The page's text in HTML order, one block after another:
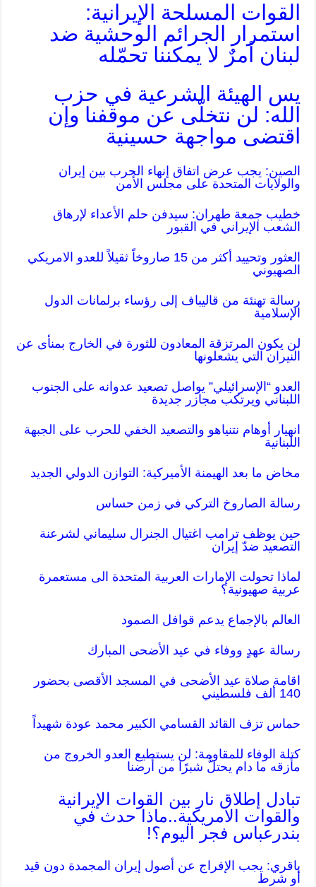
القوات المسلحة الإيرانية:
استمرار الجرائم الوحشية ضد
لبنان أمرٌ لا يمكننا تحمّله
يس الهيئة الشرعية في حزب
الله: لن نتخلّى عن موقفنا وإن
اقتضى مواجهة حسينية
الصين: يجب عرض اتفاق إنهاء الحرب بين إيران
والولايات المتحدة على مجلس الأمن
خطيب جمعة طهران: سیدفن حلم الأعداء لإرهاق
الشعب الإيراني في القبور
العثور وتحييد أكثر من 15 صاروخاً ثقيلاً للعدو الامريكي
الصهيوني
رسالة تهنئة من قاليباف إلى رؤساء برلمانات الدول
الإسلامية
لن يكون المرتزقة المعادون للثورة في الخارج بمنأى عن
النيران التي يشعلونها
العدو “الإسرائيلي” يواصل تصعيد عدوانه على الجنوب
اللبناني ويرتكب مجازر جديدة
انهيار أوهام نتنياهو والتصعيد الخفي للحرب على الجبهة
اللبنانية
مخاض ما بعد الهيمنة الأميركية: التوازن الدولي الجديد
رسالة الصاروخ التركي في زمن حساس
حين يوظف ترامب اغتيال الجنرال سليماني لشرعنة
التصعيد ضدّ إيران
لماذا تحولت الإمارات العربية المتحدة الى مستعمرة
عربية صهيونية؟
العالم بالإجماع يدعم قوافل الصمود
رسالة عهدٍ ووفاء في عيد الأضحى المبارك
اقامة صلاة عيد الأضحى في المسجد الأقصى بحضور
140 ألف فلسطيني
حماس تزف القائد القسامي الكبير محمد عودة شهيداً
كتلة الوفاء للمقاومة: لن يستطيع العدو الخروج من
مأزقه ما دام يحتلُّ شبرًا من أرضنا
تبادل إطلاق نار بين القوات الإيرانية
والقوات الامريكية..ماذا حدث في
بندرعباس فجر اليوم؟!
باقري: يجب الإفراج عن أصول إيران المجمدة دون قيد
أو شرط